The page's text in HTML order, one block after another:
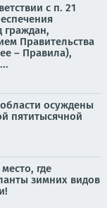
с п. 21
Правительства
– Правила),
осуждены
пятитысячной
где
зимних видов